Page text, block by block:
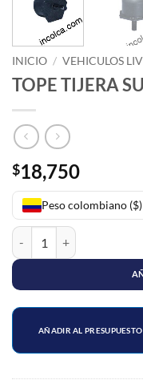
INICIO / VEHICULOS
TOPE TIJERA
$18,750
Peso colombiano
TOPE TIJERA SUPERIOR
AÑADIR AL PRESUPUESTO